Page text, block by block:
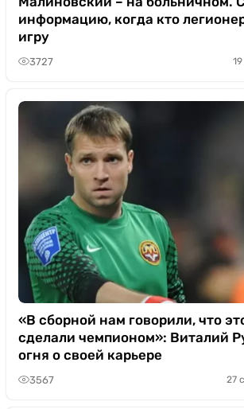
информацию, когда кто
игру
3727
«В сборной нам говорили, что
сделали чемпионом»: Виталий
огня о своей карьере
3567 27